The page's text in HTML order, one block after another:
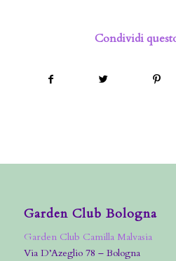
Condividi
Garden Club Bologna
Garden Club Camilla Malvasia
Via D’Azeglio 78 – Bologna